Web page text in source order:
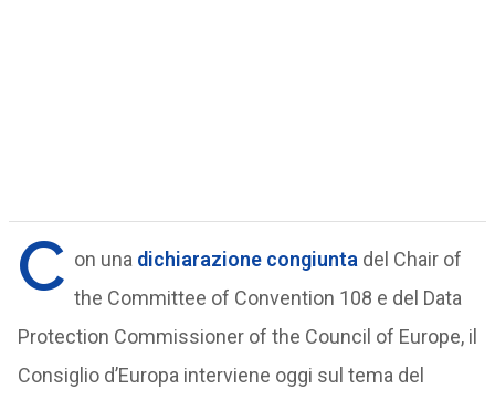
C on una dichiarazione congiunta del Chair of
the Committee of Convention 108 e del Data
Protection Commissioner of the Council of Europe, il
Consiglio d’Europa interviene oggi sul tema del